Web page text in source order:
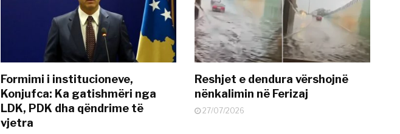
Formimi i institucioneve,
Konjufca: Ka gatishmëri nga
LDK, PDK dha qëndrime të
vjetra
Reshjet e dendura vërshojnë
nënkalimin në Ferizaj
27/07/2026